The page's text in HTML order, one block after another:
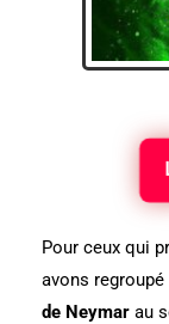
Pour ceux qui
avons
de Neymar au